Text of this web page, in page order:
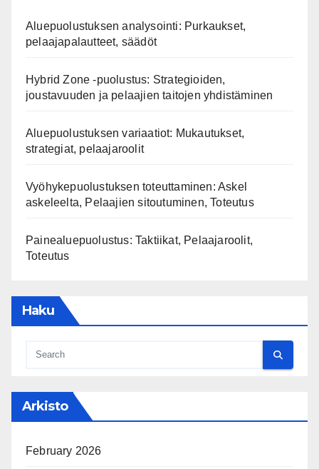
Aluepuolustuksen analysointi: Purkaukset,
pelaajapalautteet, säädöt
Hybrid Zone -puolustus: Strategioiden,
joustavuuden ja pelaajien taitojen yhdistäminen
Aluepuolustuksen variaatiot: Mukautukset,
strategiat, pelaajaroolit
Vyöhykepuolustuksen toteuttaminen: Askel
askeleelta, Pelaajien sitoutuminen, Toteutus
Painealuepuolustus: Taktiikat, Pelaajaroolit,
Toteutus
Haku
Arkisto
February 2026